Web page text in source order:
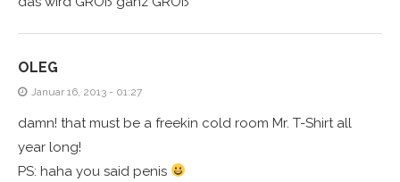
OLEG
Januar 16, 2013 - 01:27
damn! that must be a freekin cold room Mr. T-Shirt all
year long!
PS: haha you said penis